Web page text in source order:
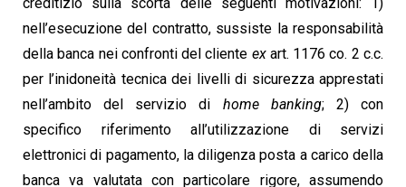
nell’esecuzione del contratto, sussiste la responsabilità
della banca nei confronti del cliente exart. 1176 co. 2 c.c.
per l’inidoneità tecnica dei livelli di sicurezza apprestati
nell’ambito del servizio di home banking; 2) con
specifico riferimento all’utilizzazione di servizi
elettronici di pagamento, la diligenza posta a carico della
banca va valutata con particolare rigore, assumendo